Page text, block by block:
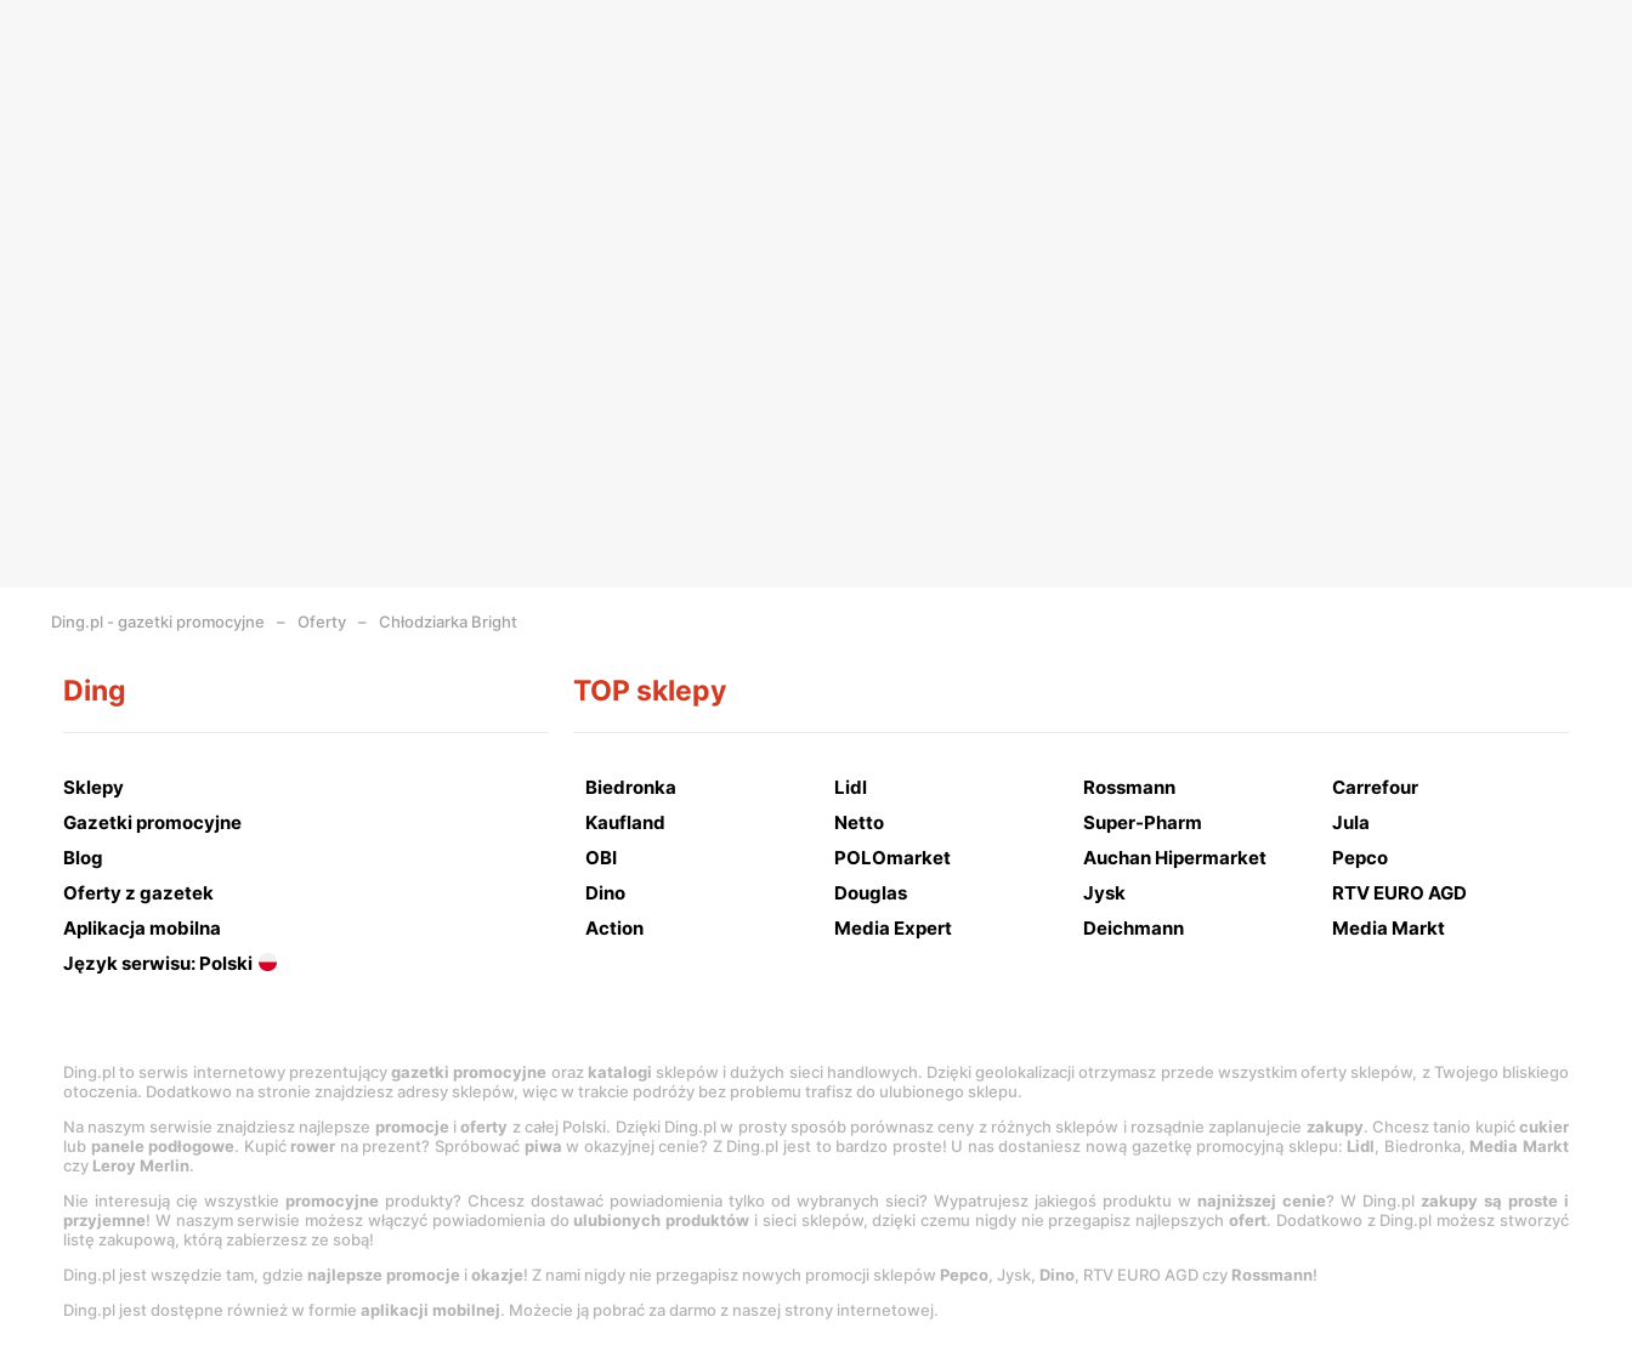
Ding.pl - gazetki promocyjne Oferty Chłodziarka Bright
Ding
Sklepy
Gazetki promocyjne
Blog
Oferty z gazetek
Aplikacja mobilna
Język serwisu: Polski
TOP sklepy
Biedronka Lidl Rossmann
Carrefour
Kaufland
Netto Super-Pharm
Jula
OBI
POLOmarket Auchan Hipermarket
Pepco
Dino
Douglas Jysk
RTV EURO AGD
Action
Media Expert Deichmann Media Markt
Ding.pl to serwis internetowy prezentującygazetki promocyjne oraz katalogi sklepów i dużych sieci handlowych. Dzięki geolokalizacji otrzymasz przede wszystkim oferty sklepów, z Twojego bliskiego
otoczenia. Dodatkowo na stronie znajdziesz adresy sklepów, więc w trakcie podróży bez problemu trafisz do ulubionego sklepu.
Na naszym serwisie znajdziesz najlepsze promocje ioferty z całej Polski. Dzięki Ding.pl w prosty sposób porównasz ceny z różnych sklepów i rozsądnie zaplanujecie zakupy. Chcesz tanio kupićcukier
lub panele podłogowe. Kupić rower na prezent? Spróbować piwa w okazyjnej cenie? Z Ding.pl jest to bardzo proste! U nas dostaniesz nową gazetkę promocyjną sklepu: Lidl, Biedronka, Media Markt
czy Leroy Merlin.
Nie interesują cię wszystkie promocyjne produkty? Chcesz dostawać powiadomienia tylko od wybranych sieci? Wypatrujesz jakiegoś produktu w najniższej cenie? W Ding.pl zakupy są proste i
przyjemne! W naszym serwisie możesz włączyć powiadomienia do ulubionych produktów i sieci sklepów, dzięki czemu nigdy nie przegapisz najlepszychofert. Dodatkowo z Ding.pl możesz stworzyć
listę zakupową, którą zabierzesz ze sobą!
Ding.pl jest wszędzie tam, gdzie najlepsze promocje i okazje! Z nami nigdy nie przegapisz nowych promocji sklepów Pepco, Jysk, Dino, RTV EURO AGD czy Rossmann!
Ding.pl jest dostępne również w formie aplikacji mobilnej. Możecie ją pobrać za darmo z naszej strony internetowej.